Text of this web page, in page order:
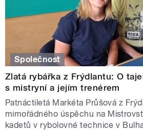
Společnost
Zlatá rybářka z Frýdlantu: O
s mistryní a jejím trenérem
Patnáctiletá Markéta Průšová z
mimořádného úspěchu na
kadetů v rybolovné technice v